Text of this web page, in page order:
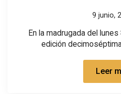
9 junio,
En la madrugada del
edición
Leer